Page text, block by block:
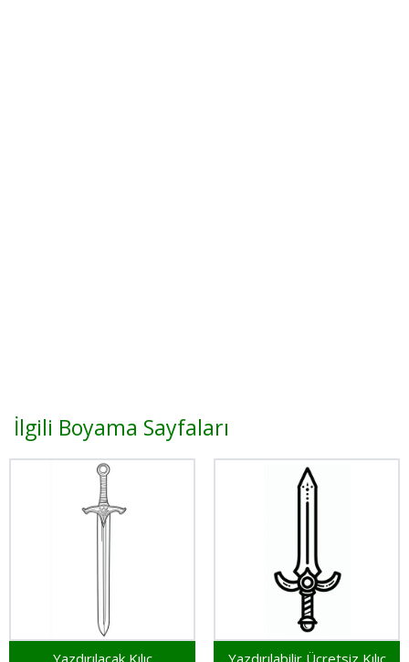
İlgili Boyama Sayfaları
Yazdırılacak Kılıç Yazdırılabilir Ücretsiz Kılıç